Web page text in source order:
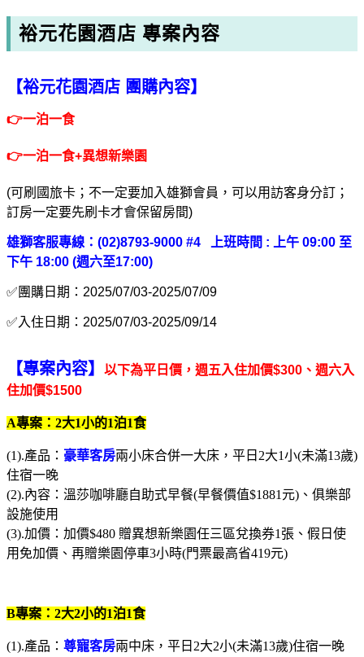
裕元花園酒店 專案內容
【裕元花園酒店 團購內容】
👉一泊一食
👉一泊一食+異想新樂園
(可刷國旅卡；不一定要加入雄獅會員，可以用訪客身分訂；
訂房一定要先刷卡才會保留房間)
雄獅客服專線：(02)8793-9000 #4 上班時間 : 上午 09:00 至
下午 18:00 (週六至17:00)
✅團購日期： 2025/07/03-2025/07/09
✅入住日期： 2025/07/03-2025/09/14
【專案內容】
以下為平日價，週五入住加價$300、週六入
住加價$1500
A專案：2大1小的1泊1食
(1).產品： 豪華客房兩小床合併一大床，平日2大1小(未滿13歲)
住宿一晚
(2).內容：溫莎咖啡廳自助式早餐(早餐價值$1881元)、俱樂部
設施使用
(3).加價：加價$480 贈異想新樂園任三區兌換券1張、假日使
用免加價、再贈樂園停車3小時(門票最高省419元)
B專案：2大2小的1泊1食$6250
(1).產品： 尊寵客房兩中床，平日2大2小(未滿13歲)住宿一晚